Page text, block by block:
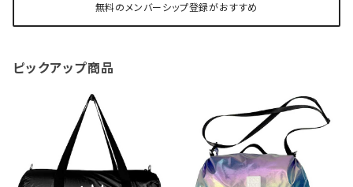
無料のメンバーシップ登録がおすすめ
ピックアップ商品